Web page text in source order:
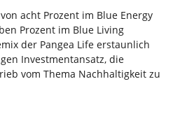
acht Prozent im Blue Energy
Prozent im Blue Living
der Pangea Life erstaunlich
Investmentansatz, die
vom Thema Nachhaltigkeit zu